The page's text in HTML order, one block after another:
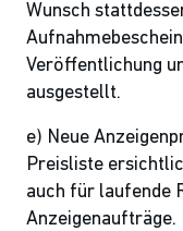
Wunsch
Veröffentlichung
ausgestellt.
e) Neue
Preisliste
auch für laufende